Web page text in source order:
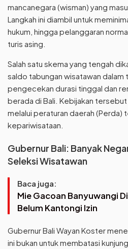
mancanegara (wisman) yang
Langkah ini diambil untuk
hukum, hingga pelanggaran
turis asing.
Salah satu skema yang tengah
saldo tabungan wisatawan dalam
pengecekan durasi tinggal dan
berada di Bali. Kebijakan tersebut
melalui peraturan daerah (Perda)
kepariwisataan.
Gubernur Bali: Banyak
Seleksi Wisatawan
Baca juga:
Mie Gacoan Banyuwangi
Belum Kantongi Izin
Gubernur Bali Wayan Koster
ini bukan untuk membatasi